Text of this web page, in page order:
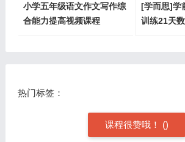
小学五年级语文作文写作综
合能力提高视频课程
[学而思]学
训练21天
热门标签：
课程很赞哦！ ()